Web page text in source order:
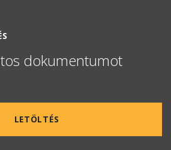
dokumentumot
LETÖLTÉS